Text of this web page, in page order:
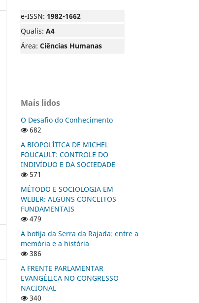
e-ISSN: 1982-1662
Qualis: A4
Área: Ciências Humanas
Mais lidos
O Desafio do Conhecimento
682
A BIOPOLÍTICA DE MICHEL
FOUCAULT: CONTROLE DO
INDIVÍDUO E DA SOCIEDADE
571
MÉTODO E SOCIOLOGIA EM
WEBER: ALGUNS CONCEITOS
FUNDAMENTAIS
479
A botija da Serra da Rajada: entre a
memória e a história
386
A FRENTE PARLAMENTAR
EVANGÉLICA NO CONGRESSO
NACIONAL
340